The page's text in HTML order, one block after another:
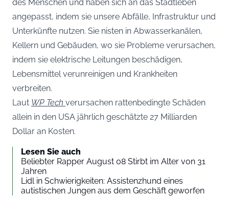
des Menschen und haben sich an das Stadtleben
angepasst, indem sie unsere Abfälle, Infrastruktur und
Unterkünfte nutzen. Sie nisten in Abwasserkanälen,
Kellern und Gebäuden, wo sie Probleme verursachen,
indem sie elektrische Leitungen beschädigen,
Lebensmittel verunreinigen und Krankheiten
verbreiten.
Laut WP Tech verursachen rattenbedingte Schäden
allein in den USA jährlich geschätzte 27 Milliarden
Dollar an Kosten.
Lesen Sie auch
Beliebter Rapper August 08 Stirbt im Alter von 31
Jahren
Lidl in Schwierigkeiten: Assistenzhund eines
autistischen Jungen aus dem Geschäft geworfen